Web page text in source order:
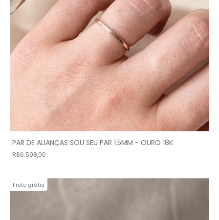
PAR DE ALIANÇAS SOU SEU PAR 1.5MM - OURO 18K
R$6.598,00
Frete grátis